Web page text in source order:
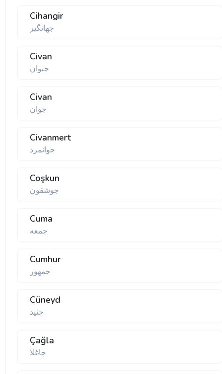
Cihangir
جهانگیر
Civan
جیوان
Civan
جوان
Civanmert
جوانمرد
Coşkun
جوشقون
Cuma
جمعه
Cumhur
جمهور
Cüneyd
جنید
Çağla
چاغلا